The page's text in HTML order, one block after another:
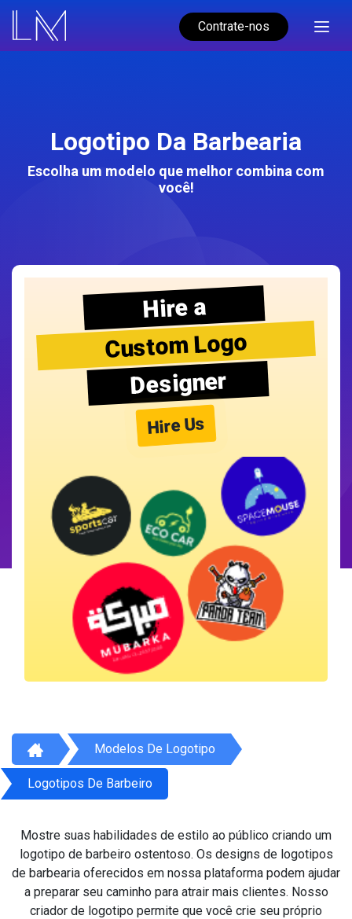
Contrate-nos
Logotipo Da Barbearia
Escolha um modelo que melhor combina com
você!
Hire a
Custom Logo
Designer
Hire Us
Modelos De Logotipo
Logotipos De Barbeiro
Mostre suas habilidades de estilo ao público criando um
logotipo de barbeiro ostentoso. Os designs de logotipos
de barbearia oferecidos em nossa plataforma podem ajudar
a preparar seu caminho para atrair mais clientes. Nosso
criador de logotipo permite que você crie seu próprio